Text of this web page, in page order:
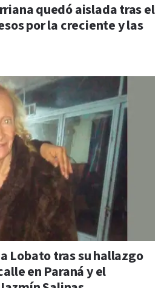
quedó aislada tras el
por la creciente y las
Lobato tras su hallazgo
en Paraná y el